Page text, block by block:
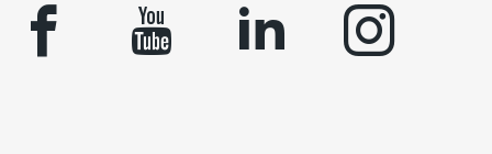
facebook youtube linkedin instagram